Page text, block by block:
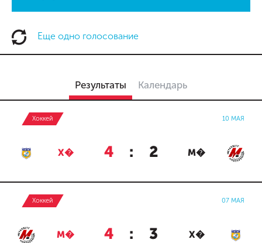
Еще одно голосование
Результаты Календарь
Хоккей 10 МАЯ
Х� 4 : 2 М�
Хоккей 07 МАЯ
М� 4 : 3 Х�